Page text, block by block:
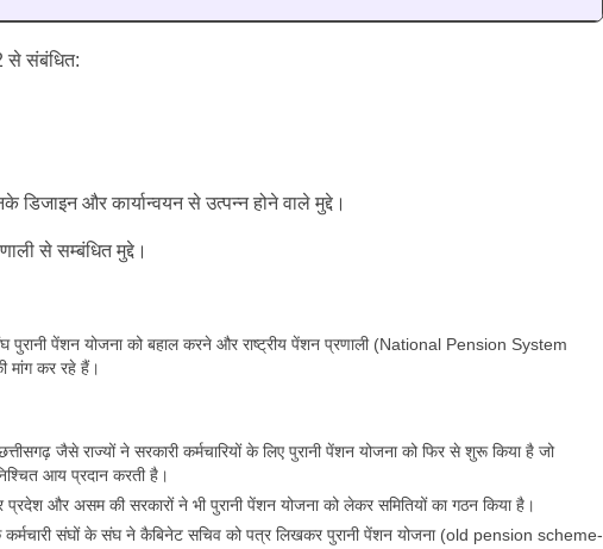
से संबंधित:
डिजाइन और कार्यान्वयन से उत्पन्न होने वाले मुद्दे।
से सम्बंधित मुद्दे।
पुरानी पेंशन योजना को बहाल करने और राष्ट्रीय पेंशन प्रणाली (National Pension System
मांग कर रहे हैं।
जैसे राज्यों ने सरकारी कर्मचारियों के लिए पुरानी पेंशन योजना को फिर से शुरू किया है जो
आय प्रदान करती है।
और असम की सरकारों ने भी पुरानी पेंशन योजना को लेकर समितियों का गठन किया है।
कर्मचारी संघों के संघ ने कैबिनेट सचिव को पत्र लिखकर पुरानी पेंशन योजना (old pension scheme-